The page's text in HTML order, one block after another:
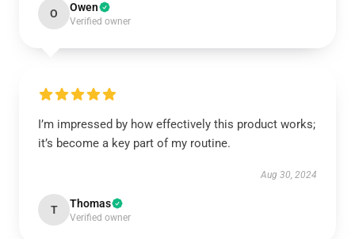
O Owen
Verified owner
I’m impressed by how effectively this product works;
it’s become a key part of my routine.
Aug 30, 2024
T Thomas
Verified owner